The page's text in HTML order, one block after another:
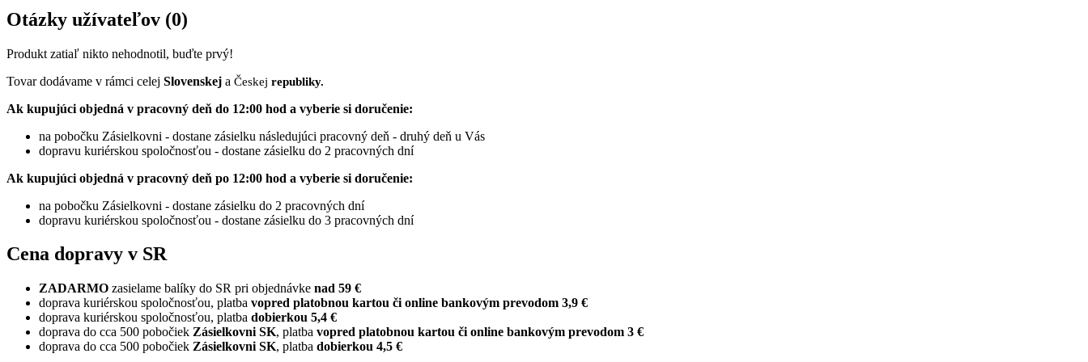
Otázky užívateľov (0)
Produkt zatiaľ nikto nehodnotil, buďte prvý!
Tovar dodávame v rámci celej Slovenskej a Českej republiky.
Ak kupujúci objedná v pracovný deň do 12:00 hod a vyberie si doručenie:
na pobočku Zásielkovni - dostane zásielku následujúci pracovný deň - druhý deň u Vás
dopravu kuriérskou spoločnosťou - dostane zásielku do 2 pracovných dní
Ak kupujúci objedná v pracovný deň po 12:00 hod a vyberie si doručenie:
na pobočku Zásielkovni - dostane zásielku do 2 pracovných dní
dopravu kuriérskou spoločnosťou - dostane zásielku do 3 pracovných dní
Cena dopravy v SR
ZADARMO zasielame balíky do SR pri objednávke nad 59 €
doprava kuriérskou spoločnosťou, platba vopred platobnou kartou či online bankovým prevodom 3,9 €
doprava kuriérskou spoločnosťou, platba dobierkou 5,4 €
doprava do cca 500 pobočiek Zásielkovni SK, platba vopred platobnou kartou či online bankovým prevodom 3 €
doprava do cca 500 pobočiek Zásielkovni SK, platba dobierkou 4,5 €